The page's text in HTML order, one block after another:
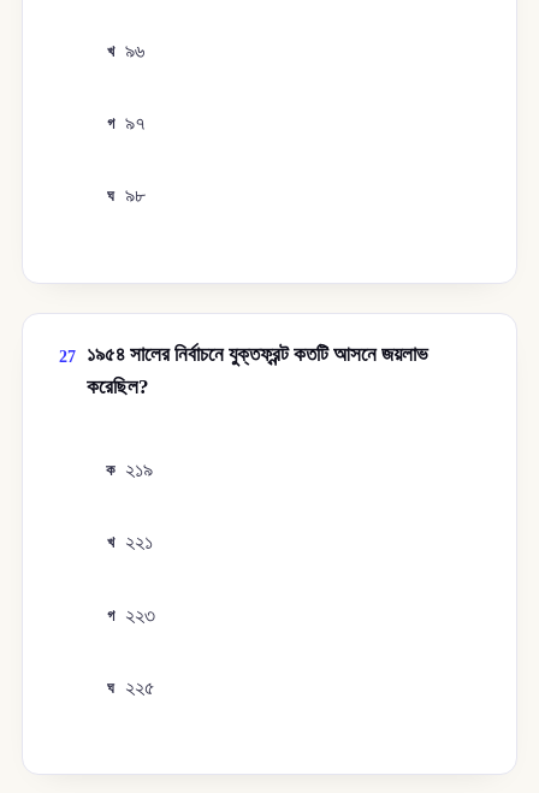
খ ৯৬
গ ৯৭
ঘ ৯৮
27
১৯৫৪ সালের নির্বাচনে যুক্তফ্রন্ট কতটি আসনে জয়লাভ
করেছিল?
ক ২১৯
খ ২২১
গ ২২৩
ঘ ২২৫